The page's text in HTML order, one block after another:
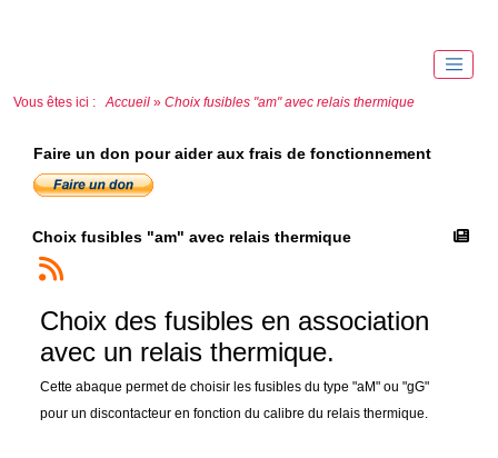
Vous êtes ici : Accueil » Choix fusibles "am" avec relais thermique
Faire un don pour aider aux frais de fonctionnement
Choix fusibles "am" avec relais thermique
Choix des fusibles en association
avec un relais thermique.
Cette abaque permet de choisir les fusibles du type "aM" ou "gG"
pour un discontacteur en fonction du calibre du relais thermique.